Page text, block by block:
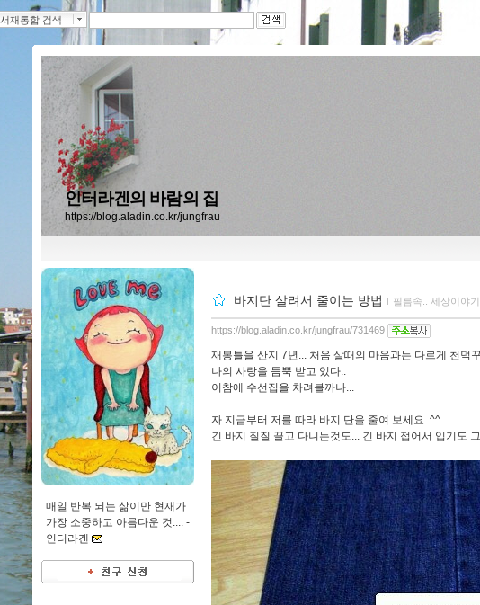
서재통합 검색
인터라겐의 바람의 집
https://blog.aladin.co.kr/jungfrau
매일 반복 되는 삶이만 현재가
가장 소중하고 아름다운 것.... -
인터라겐
바지단 살려서 줄이는 방법 ｌ 필름속.. 세상이야기
https://blog.aladin.co.kr/jungfrau/731469
재봉틀을 산지 7년... 처음 살때의 마음과는 다르게 천덕
나의 사랑을 듬뿍 받고 있다..
이참에 수선집을 차려볼까나...
자 지금부터 저를 따라 바지 단을 줄여 보세요..^^
긴 바지 질질 끌고 다니는것도... 긴 바지 접어서 입기도